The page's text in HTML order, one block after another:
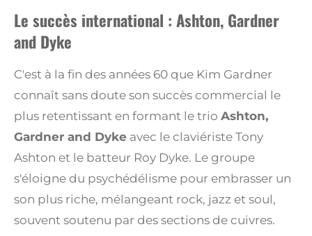
Le succès international : Ashton, Gardner
and Dyke
C'est à la fin des années 60 que Kim Gardner
connaît sans doute son succès commercial le
plus retentissant en formant le trio Ashton,
Gardner and Dyke avec le claviériste Tony
Ashton et le batteur Roy Dyke. Le groupe
s'éloigne du psychédélisme pour embrasser un
son plus riche, mélangeant rock, jazz et soul,
souvent soutenu par des sections de cuivres.